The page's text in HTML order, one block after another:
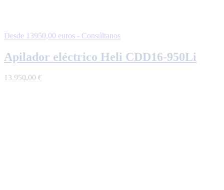
Desde 13950,00 euros - Consúltanos
Apilador eléctrico Heli CDD16-950Li
13.950,00 €